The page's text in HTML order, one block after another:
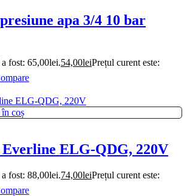
apa 3/4 10 bar
fost: 65,00lei.54,00leiPrețul curent este:
coș
Everline ELG-QDG, 220V
fost: 88,00lei.74,00leiPrețul curent este: